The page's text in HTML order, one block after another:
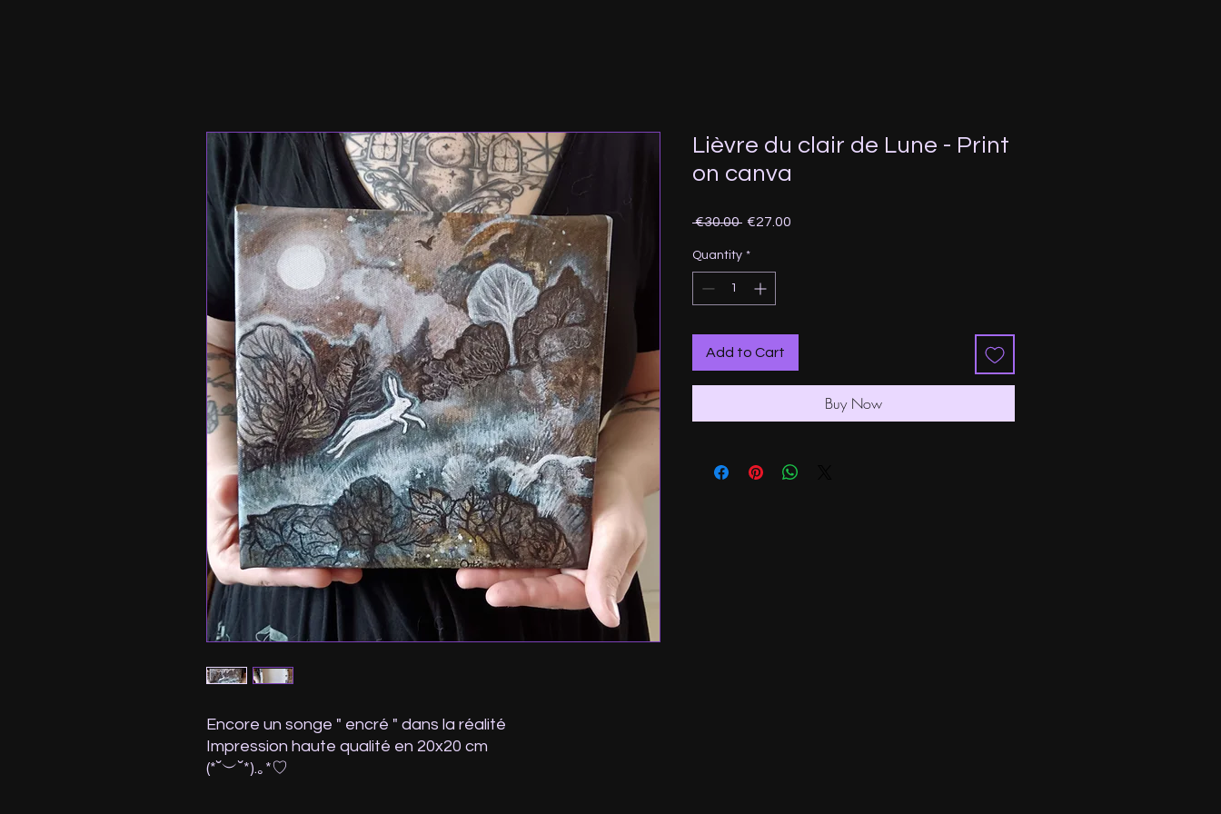
Encore un songe " encré " dans la réalité
Impression haute qualité en 20x20 cm
(⁠*⁠˘⁠︶⁠˘⁠*⁠)⁠.⁠｡⁠*⁠♡
Lièvre du clair de Lune - Print
on canva
€30.00 Regular
€27.00
Quantity *
Add to Cart
Buy Now